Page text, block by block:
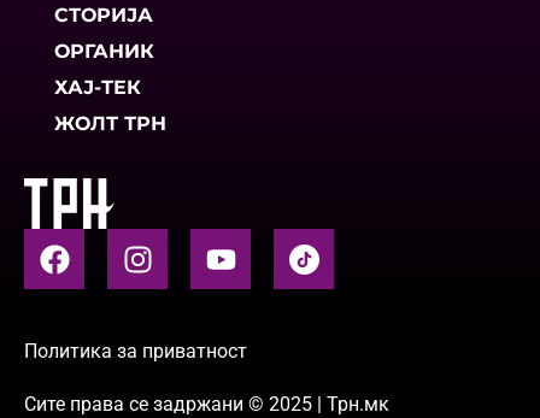
СТОРИЈА
ОРГАНИК
ХАЈ-ТЕК
ЖОЛТ ТРН
Политика за приватност
Сите права се задржани © 2025 | Трн.мк